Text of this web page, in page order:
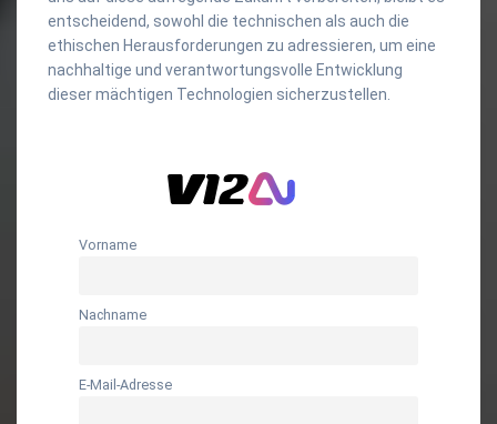
entscheidend, sowohl die technischen als auch die
ethischen Herausforderungen zu adressieren, um eine
nachhaltige und verantwortungsvolle Entwicklung
dieser mächtigen Technologien sicherzustellen.
Vorname
Nachname
E-Mail-Adresse